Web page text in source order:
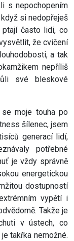
s nepochopením
si nedopřeješ
ptají často lidi, co
že cvičení
a tak
nepříliš
své bleskové
moje touha po
šílenec, jsem
generací lidí,
potřebné
je vždy správně
energetickou
dostupností
vypětí i
Takže je
v ústech, co
takřka nemožné.